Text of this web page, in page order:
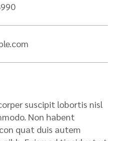
suscipit lobortis nisl
Non habent
quat duis autem